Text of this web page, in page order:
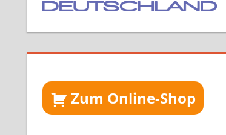
Zum Online-Shop